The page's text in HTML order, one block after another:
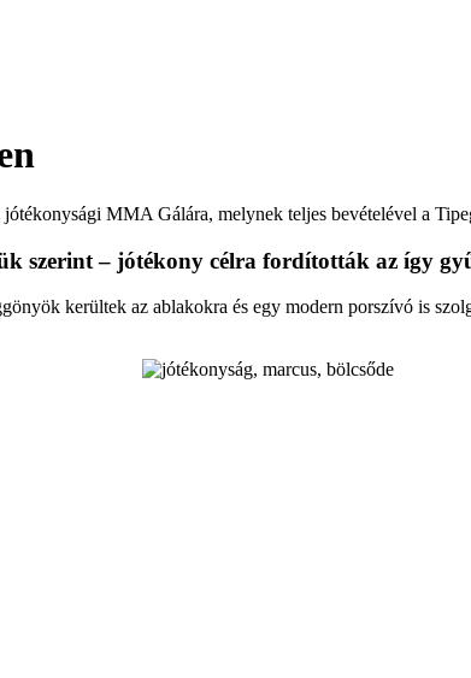
MMA Gálára, melynek teljes bevételével a
szerint – jótékony célra fordították az így
kerültek az ablakokra és egy modern porszívó is